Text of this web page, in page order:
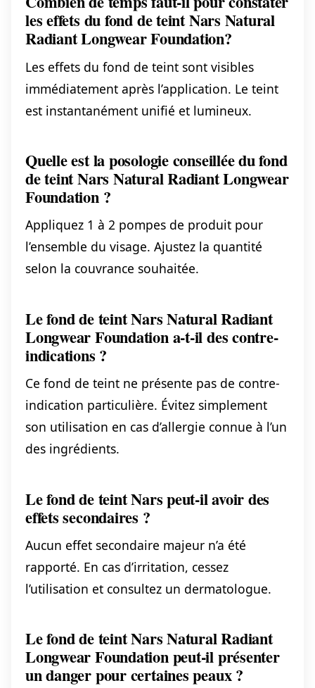
les effets du fond de teint Nars Natural
Radiant Longwear Foundation?
Les effets du fond de teint sont visibles
immédiatement après l’application. Le teint
est instantanément unifié et lumineux.
Quelle est la posologie conseillée du fond
de teint Nars Natural Radiant Longwear
Foundation ?
Appliquez 1 à 2 pompes de produit pour
l’ensemble du visage. Ajustez la quantité
selon la couvrance souhaitée.
Le fond de teint Nars Natural Radiant
Longwear Foundation a-t-il des contre-
indications ?
Ce fond de teint ne présente pas de contre-
indication particulière. Évitez simplement
son utilisation en cas d’allergie connue à l’un
des ingrédients.
Le fond de teint Nars peut-il avoir des
effets secondaires ?
Aucun effet secondaire majeur n’a été
rapporté. En cas d’irritation, cessez
l’utilisation et consultez un dermatologue.
Le fond de teint Nars Natural Radiant
Longwear Foundation peut-il présenter
un danger pour certaines peaux ?